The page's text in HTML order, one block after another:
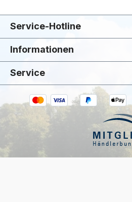
Service-Hotline
Informationen
Service